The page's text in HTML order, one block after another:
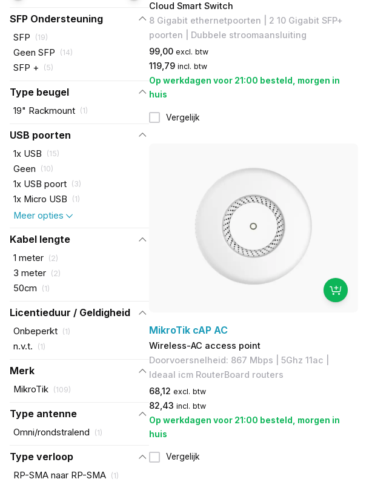
SFP Ondersteuning
SFP (19)
Geen SFP (14)
SFP + (5)
Type beugel
19" Rackmount (1)
USB poorten
1x USB (15)
Geen (10)
1x USB poort (3)
1x Micro USB (1)
Meer opties
Kabel lengte
1 meter (2)
3 meter (2)
50cm (1)
Licentieduur / Geldigheid
Onbeperkt (1)
n.v.t. (1)
Merk
MikroTik (109)
Type antenne
Omni/rondstralend (1)
Type verloop
RP-SMA naar RP-SMA (1)
Cloud Smart Switch
8 Gigabit ethernetpoorten | 2 10 Gigabit SFP+
poorten | Dubbele stroomaansluiting
99,00 excl. btw
119,79 incl. btw
Op werkdagen voor 21:00 besteld, morgen in
huis
Vergelijk
MikroTik cAP AC
Wireless-AC access point
Doorvoersnelheid: 867 Mbps | 5Ghz 11ac |
Ideaal icm RouterBoard routers
68,12 excl. btw
82,43 incl. btw
Op werkdagen voor 21:00 besteld, morgen in
huis
Vergelijk